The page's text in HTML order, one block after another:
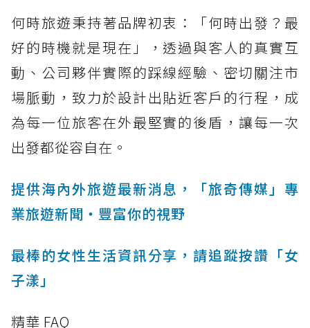
何時旅遊秉持著品牌初衷：「何時出發？最
好的時機就是現在」，透過與客人的真實互
動、公司夥伴實際的踩線經驗、密切關注市
場脈動，致力於設計出貼近客戶的行程，成
為每一位旅客在外最堅實的後盾，讓每一次
出發都從容自在。
提供海內外旅遊最新消息，「旅奇傳媒」專
業旅遊新聞‧豐富你的視野
最棒的女性生活資訊分享，請追蹤按讚「女
子漾」
精華 FAQ